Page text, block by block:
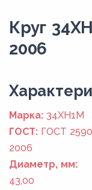
Круг
2006
Марка: 34ХН1М
ГОСТ: ГОСТ
2006
Диаметр, мм:
43,00